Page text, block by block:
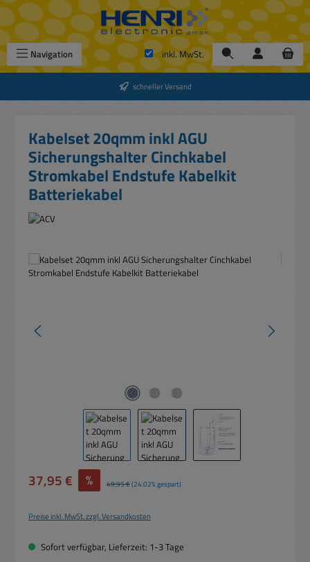
Zum Hauptinhalt springen
Navigation inkl. MwSt.
schneller Versand
Kabelset 20qmm inkl AGU
Sicherungshalter Cinchkabel
Stromkabel Endstufe Kabelkit
Batteriekabel
Bildergalerie überspringen
Verkaufspreis:
37,95 € % Regulärer Preis:
49,95 €(24.02% gespart)
Preise inkl. MwSt. zzgl. Versandkosten
Sofort verfügbar, Lieferzeit: 1-3 Tage